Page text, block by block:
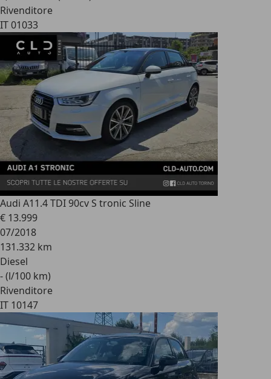
Rivenditore
IT 01033
Audi A11.4 TDI 90cv S tronic Sline
€ 13.999
07/2018
131.332 km
Diesel
- (l/100 km)
Rivenditore
IT 10147